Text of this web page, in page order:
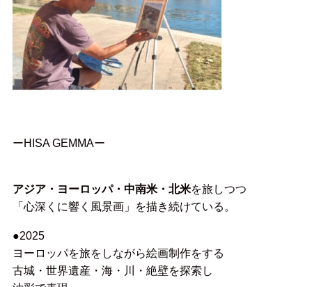
ーHISA GEMMAー
アジア・ヨーロッパ・中南米・北米を旅しつつ
「心深くに響く風景画」を描き続けている。
●2025
ヨーロッパを旅をしながら絵画制作をする
古城・世界遺産・海・川・絶壁を探索し